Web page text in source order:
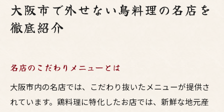
ト
鳥料理が楽しめる大阪市の隠れた名店
隠れ家的鳥料理店の紹介
予約必須の人気隠れ家
地元が推薦する隠れた名店
大阪市で外せない鳥料理の名店を
徹底紹介
名店のこだわりメニューとは
大阪市内の名店では、こだわり抜いたメニューが提供さ
れています。鶏料理に特化したお店では、新鮮な地元産